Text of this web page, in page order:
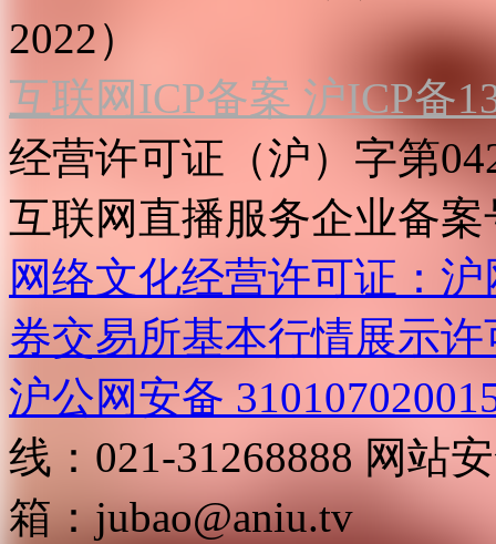
2022）
互联网ICP备案 沪ICP备
经营许可证（沪）字第
互联网直播服务企业备案
网络文化经营许可证：
券交易所基本行情展示许
沪公网安备
线：021-31268888 网站
箱：jubao@aniu.tv